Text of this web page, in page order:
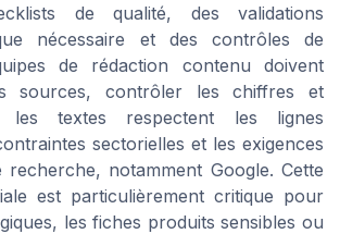
de qualité, des validations
nécessaire et des contrôles de
de rédaction contenu doivent
sources, contrôler les chiffres et
les textes respectent les lignes
sectorielles et les exigences
recherche, notamment Google. Cette
est particulièrement critique pour
les fiches produits sensibles ou